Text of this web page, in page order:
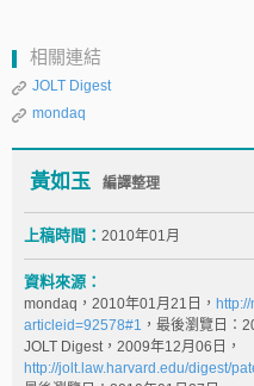
相關連結
JOLT Digest
mondaq
黃如玉 編譯整理
上稿時間： 2010年01月
資料來源：
mondaq，2010年01月21日，
articleid=92578#1 ，最後瀏覽日：
JOLT Digest，2009年12月06日，
http://jolt.law.harvard.edu/digest/